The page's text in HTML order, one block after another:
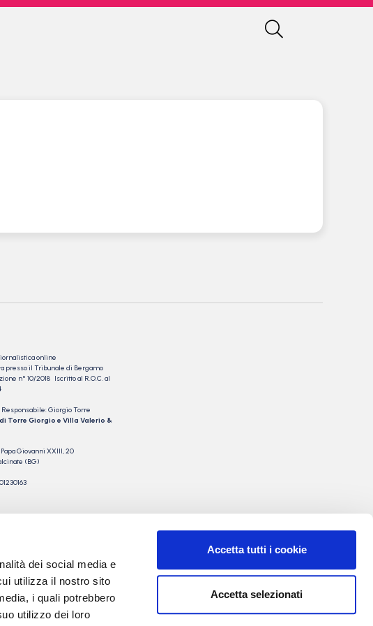
dei social media e
utilizza il nostro sito
i quali potrebbero
utilizzo dei loro
Accetta tutti i cookie
Accetta selezionati
online
presso il Tribunale di Bergamo
n° 10/2018 Iscritto al R.O.C. al
Giorgio Torre
Torre Giorgio e Villa Valerio &
Giovanni XXIII, 20
(BG)